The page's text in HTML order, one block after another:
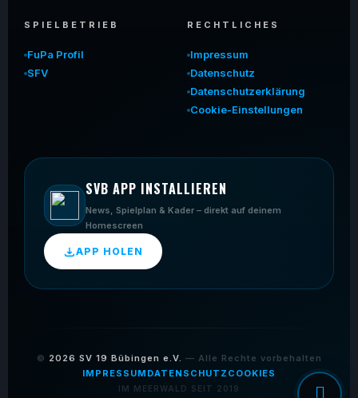
SPIELBETRIEB
FuPa Profil
SFV
RECHTLICHES
Impressum
Datenschutz
Datenschutzerklärung
Cookie-Einstellungen
SVB APP INSTALLIEREN
News, Spielplan & Kader – direkt auf deinem
Homescreen
APP HOLEN
© 2026 SV 19 Bübingen e.V. — Alle Rechte vorbehalten
IMPRESSUM DATENSCHUTZ COOKIES
IM MEERWALD SEIT 2019